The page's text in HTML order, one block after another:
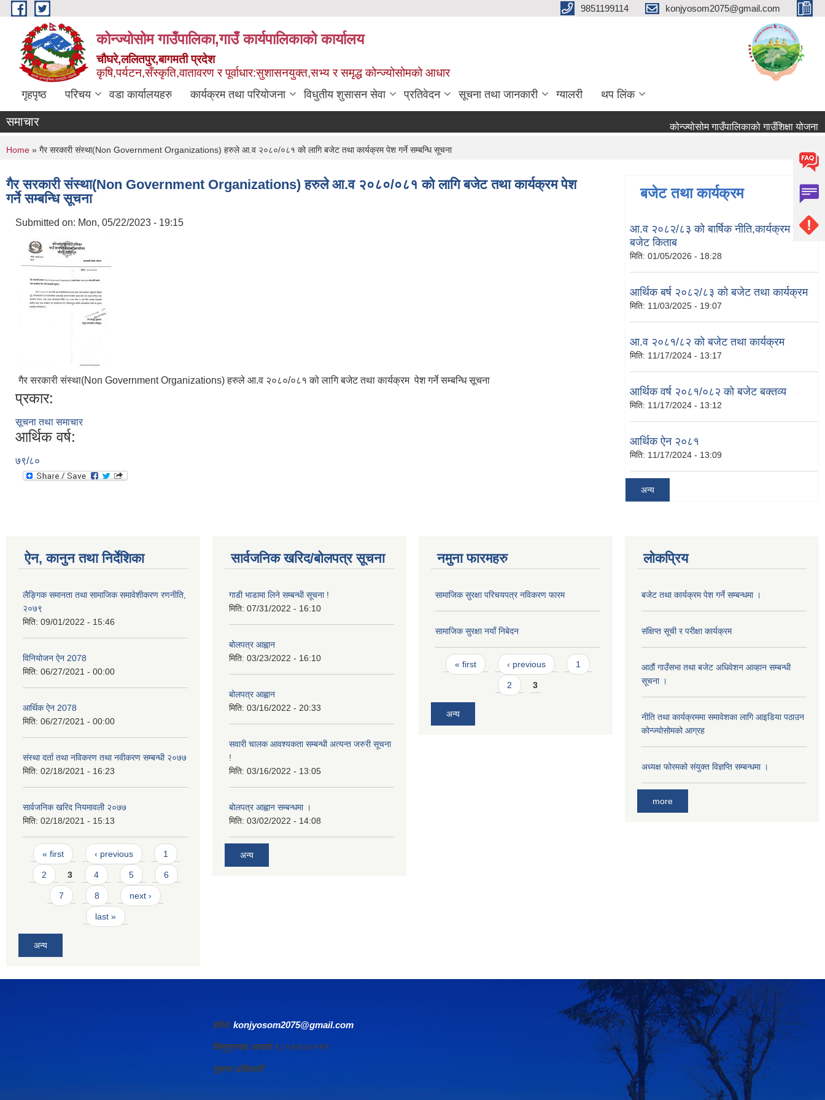
Skip to main content 9851199114 konjyosom2075@gmail.com
कोन्ज्योसोम गाउँपालिका,गाउँ कार्यपालिकाको कार्यालय
चौघरे,ललितपुर,बागमती प्रदेश
कृषि,पर्यटन,सँस्कृति,वातावरण र पूर्वाधार:सुशासनयुक्त,सभ्य र समृद्ध कोन्ज्योसोमको आधार
गृहपृष्ठ परिचय वडा कार्यालयहरु कार्यक्रम तथा परियोजना विधुतीय शुसासन सेवा प्रतिवेदन सूचना तथा जानकारी ग्यालरी थप लिंक
समाचार कोन्ज्योसोम गाउँपालिकाको गाउँशिक्षा योजना
You are here
Home » गैर सरकारी संस्था(Non Government Organizations) हरुले आ.व २०८०/०८१ को लागि बजेट तथा कार्यक्रम पेश गर्ने सम्बन्धि सूचना
गैर सरकारी संस्था(Non Government Organizations) हरुले आ.व २०८०/०८१ को लागि बजेट तथा कार्यक्रम पेश
गर्ने सम्बन्धि सूचना
Submitted on: Mon, 05/22/2023 - 19:15
गैर सरकारी संस्था(Non Government Organizations) हरुले आ.व २०८०/०८१ को लागि बजेट तथा कार्यक्रम पेश गर्ने सम्बन्धि सूचना
प्रकार:
सूचना तथा समाचार
आर्थिक वर्ष:
७९/८०
बजेट तथा कार्यक्रम
आ.व २०८२/८३ को बार्षिक नीति,कार्यक्रम तथा
बजेट किताब
मिति: 01/05/2026 - 18:28
आर्थिक बर्ष २०८२/८३ को बजेट तथा कार्यक्रम
मिति: 11/03/2025 - 19:07
आ.व २०८१/८२ को बजेट तथा कार्यक्रम
मिति: 11/17/2024 - 13:17
आर्थिक वर्ष २०८१/०८२ को बजेट बक्तव्य
मिति: 11/17/2024 - 13:12
आर्थिक ऐन २०८१
मिति: 11/17/2024 - 13:09
अन्य
ऐन, कानुन तथा निर्देशिका
लैङ्गिक समानता तथा सामाजिक समावेशीकरण रणनीति,
२०७९
मिति: 09/01/2022 - 15:46
विनियोजन ऐन 2078
मिति: 06/27/2021 - 00:00
आर्थिक ऐन 2078
मिति: 06/27/2021 - 00:00
संस्था दर्ता तथा नविकरण तथा नवीकरण सम्बन्धी २०७७
मिति: 02/18/2021 - 16:23
सार्वजनिक खरिद नियमावली २०७७
मिति: 02/18/2021 - 15:13
Pages
« first ‹ previous 1
2 3 4 5 6
7 8 next ›
last »
अन्य
सार्वजनिक खरिद/बोलपत्र सूचना
गाडी भाडामा लिने सम्बन्धी सूचना !
मिति: 07/31/2022 - 16:10
बोलपत्र आह्वान
मिति: 03/23/2022 - 16:10
बोलपत्र आह्वान
मिति: 03/16/2022 - 20:33
सवारी चालक आवश्यकता सम्बन्धी अत्यन्त जरुरी सूचना
!
मिति: 03/16/2022 - 13:05
बोलपत्र आह्वान सम्बन्धमा ।
मिति: 03/02/2022 - 14:08
अन्य
नमुना फारमहरु
सामाजिक सुरक्षा परिचयपत्र नविकरण फारम
सामाजिक सुरक्षा नयाँ निबेदन
Pages
« first ‹ previous 1
2 3
अन्य
लोकप्रिय
बजेट तथा कार्यक्रम पेश गर्ने सम्बन्धमा ।
संक्षिप्त सूची र परीक्षा कार्यक्रम
आठौं गाउँसभा तथा बजेट अधिवेशन आव्हान सम्बन्धी
सूचना ।
नीति तथा कार्यक्रममा समावेशका लागि आइडिया पठाउन
कोन्ज्योसोमको आग्रह
अध्यक्ष फोरमको संयुक्त विज्ञप्ति सम्बन्धमा ।
more
इमेल: konjyosom2075@gmail.com
विष्णुप्रसाद आचार्य ९८५१४२०१११
सूचना अधिकारी